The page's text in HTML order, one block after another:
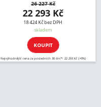
26 227 Kč
22 293 Kč
18 424 Kč bez DPH
skladem
KOUPIT
Nejvýhodnější cena za posledních 30 dní*: 22 293 Kč (+0%)